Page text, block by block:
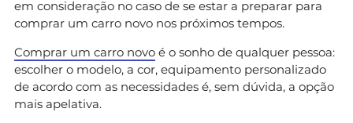
em consideração no caso de se estar a preparar para
comprar um carro novo nos próximos tempos.
Comprar um carro novo é o sonho de qualquer pessoa:
escolher o modelo, a cor, equipamento personalizado
de acordo com as necessidades é, sem dúvida, a opção
mais apelativa.